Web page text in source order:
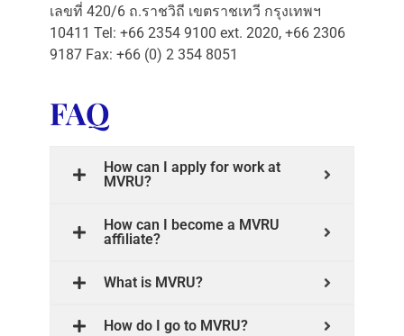
เลขที่ 420/6 ถ.ราชวิถี เขตราชเทวี กรุงเทพฯ
10411 Tel: +66 2354 9100 ext. 2020, +66 2306
9187 Fax: +66 (0) 2 354 8051
FAQ
How can I apply for work at
MVRU?
How can I become a MVRU
affiliate?
What is MVRU?
How do I go to MVRU?